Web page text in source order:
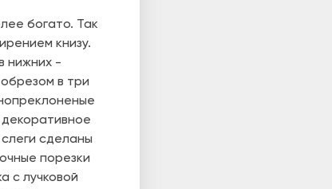
богато. Так
книзу.
нижних -
в три
сделаны
порезки
с лучковой